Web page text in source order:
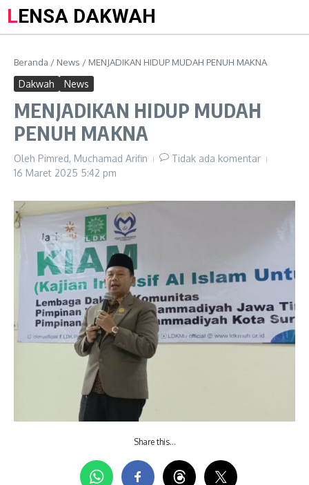
LENSA DAKWAH
Beranda / News / MENJADIKAN HIDUP MUDAH PENUH MAKNA
Dakwah News
MENJADIKAN HIDUP MUDAH
PENUH MAKNA
Oleh Pimred, Muchamad Arifin
Tidak ada komentar
16 Maret 2025 5:42 pm
Share this…